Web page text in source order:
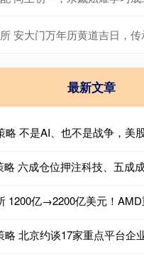
安大门万年历黄道吉日，传承与
最新文章
1200亿→2200亿美元！